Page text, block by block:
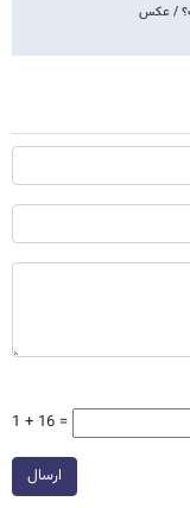
/ عکس
1 + 16 =
ارسال